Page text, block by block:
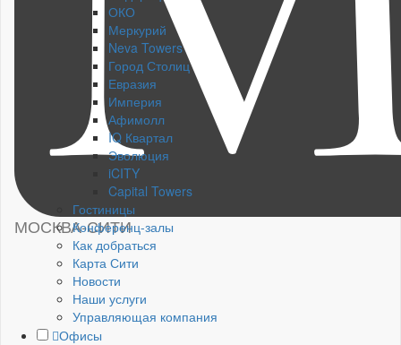
МОСКВА-СИТИ
ОКО
Меркурий
Neva Towers
Город Столиц
Евразия
Империя
Афимолл
IQ Квартал
Эволюция
iCITY
Capital Towers
Гостиницы
Конференц-залы
Как добраться
Карта Сити
Новости
Наши услуги
Управляющая компания
Офисы